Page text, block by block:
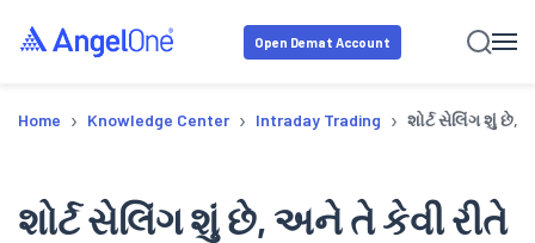
Open Demat Account
Home › Knowledge Center › Intraday Trading › શોર્ટ સેલિંગ શું છે,
શોર્ટ સેલિંગ શું છે, અને તે કેવી રીતે